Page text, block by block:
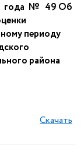
года № 49 Об
периоду
района
Скачать